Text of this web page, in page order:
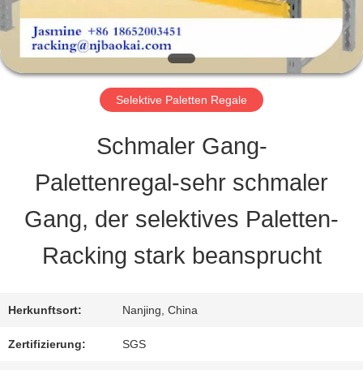
QUALITY
CONTROL
CONTACT
REQUEST
SITEMAP
Selektive Paletten Regale
Schmaler Gang-
Palettenregal-sehr schmaler
Gang, der selektives Paletten-
Racking stark beansprucht
Herkunftsort: Nanjing, China
Zertifizierung: SGS